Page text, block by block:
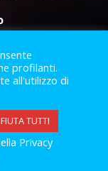
Policy
profilanti.
all'utilizzo di
TUTTI
Privacy